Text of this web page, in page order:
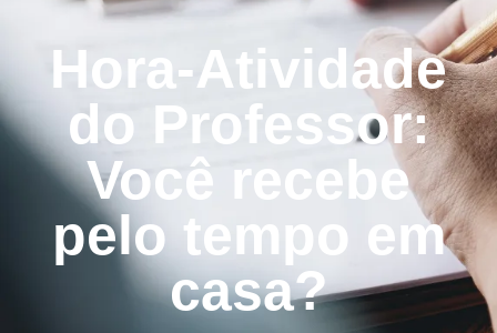
Hora-Atividade
do Professor:
Você recebe
pelo tempo em
casa?